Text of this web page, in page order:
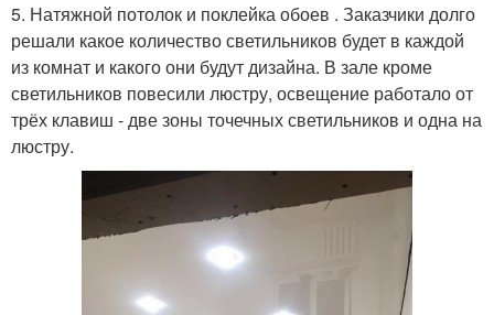
5. Натяжной потолок и поклейка обоев . Заказчики долго
решали какое количество светильников будет в каждой
из комнат и какого они будут дизайна. В зале кроме
светильников повесили люстру, освещение работало от
трёх клавиш - две зоны точечных светильников и одна на
люстру.